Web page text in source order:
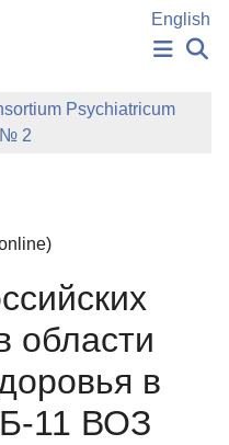
English
Psychiatricum
№ 2
области
в
11 ВОЗ